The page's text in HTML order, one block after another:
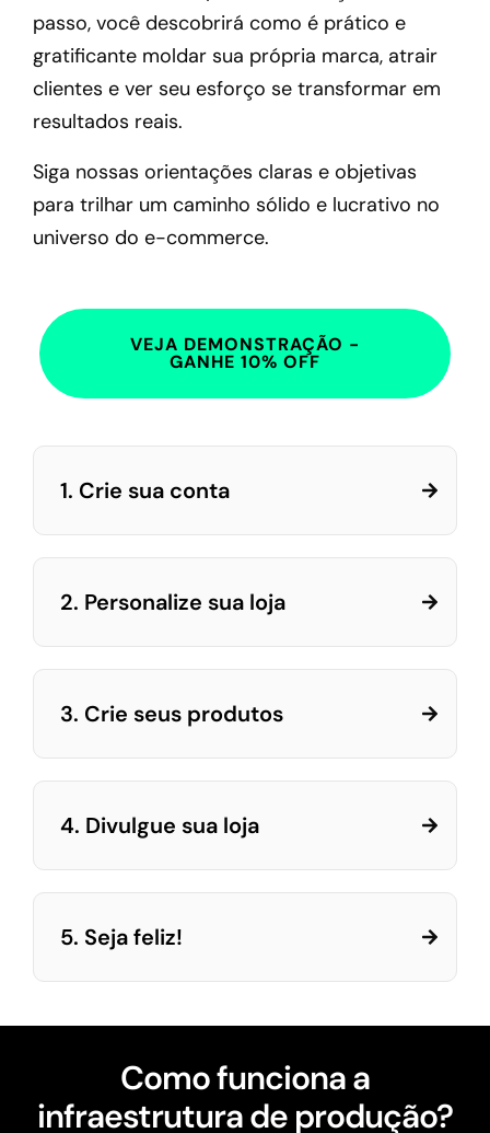
passo, você descobrirá como é prático e
gratificante moldar sua própria marca, atrair
clientes e ver seu esforço se transformar em
resultados reais.
Siga nossas orientações claras e objetivas
para trilhar um caminho sólido e lucrativo no
universo do e-commerce.
VEJA DEMONSTRAÇÃO -
GANHE 10% OFF
1. Crie sua conta
2. Personalize sua loja
3. Crie seus produtos
4. Divulgue sua loja
5. Seja feliz!
Como funciona a
infraestrutura de produção?